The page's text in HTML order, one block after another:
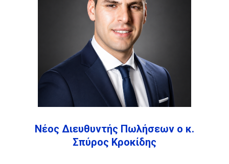
Επιχειρήσεις
Online Ασφαλίσεις
ΕΤΑΙΡΕΙΑ
Νέος Διευθυντής Πωλήσεων ο κ.
Σπύρος Κροκίδης